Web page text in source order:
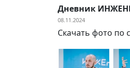
Дневник
08.11.2024
Скачать фото по